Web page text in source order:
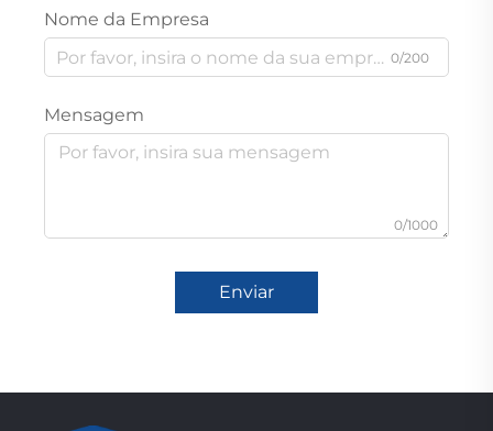
Nome da Empresa
0/200
Mensagem
0/1000
Enviar